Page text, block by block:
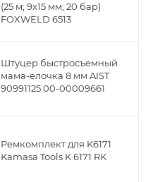
(25 м; 9x15 мм; 20 бар)
FOXWELD 6513
Штуцер быстросъемный
мама-елочка 8 мм AIST
90991125 00-00009661
Ремкомплект для K6171
Kamasa Tools K 6171 RK